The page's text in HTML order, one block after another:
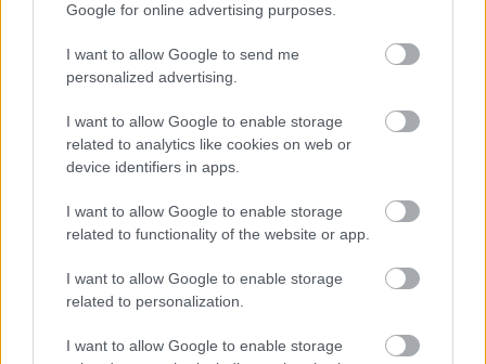
Google for online advertising purposes.
I want to allow Google to send me
personalized advertising.
I want to allow Google to enable storage
related to analytics like cookies on web or
device identifiers in apps.
I want to allow Google to enable storage
related to functionality of the website or app.
I want to allow Google to enable storage
related to personalization.
I want to allow Google to enable storage
változtatás éri.
Unmute Loaded:
Ugyan kiemelkedően értékes IP-k vannak az Activision
Blizzard tulajdonában, a megfelelő szakemberek nélkül a
vezetőség nem tud semmit sem kihozni belőlük. Az
utóbbi években nem kizárt, hogy a tehetség és a
tapasztalat tekintetében megcsappantak a készletek a
történt leépítések mellett több kulcsfigura is távozott,
részben saját indokok, részben a céget övező botrányok
miatt. Így nem meglepő, hogy a megbízható kollégákat
igyekszik minél szorosabb kötelékekkel magához fűzni a